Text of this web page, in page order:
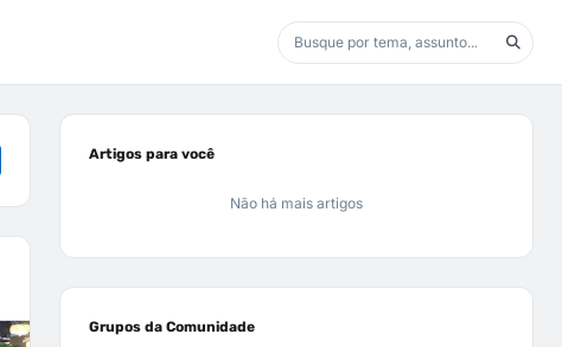
Artigos para você
Não há mais artigos
Grupos da Comunidade